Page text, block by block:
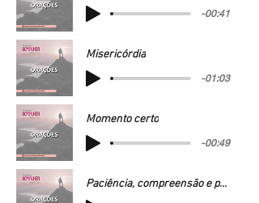
-00:41
Misericórdia
-01:03
Momento certo
-00:49
Paciência, compreensão e prudência